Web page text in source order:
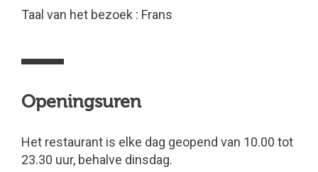
Taal van het bezoek : Frans
Openingsuren
Het restaurant is elke dag geopend van 10.00 tot
23.30 uur, behalve dinsdag.